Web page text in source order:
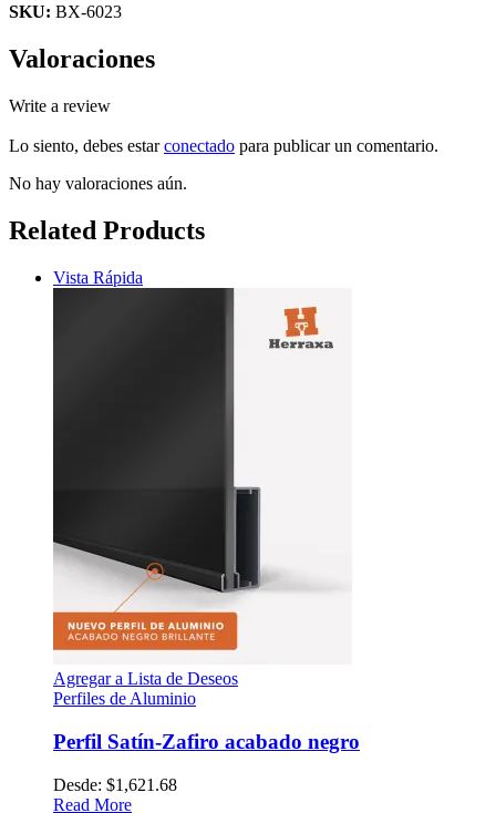
SKU: BX-6023
Valoraciones
Write a review
Lo siento, debes estarconectado para publicar un comentario.
No hay valoraciones aún.
Related Products
Vista Rápida
Agregar a Lista de Deseos
Perfiles de Aluminio
Perfil Satín-Zafiro acabado negro
Desde: $1,621.68
Read More